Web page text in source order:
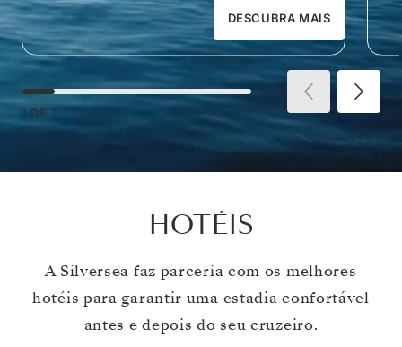
DESCUBRA MAIS
1 DE 7
HOTÉIS
A Silversea faz parceria com os melhores
hotéis para garantir uma estadia confortável
antes e depois do seu cruzeiro.